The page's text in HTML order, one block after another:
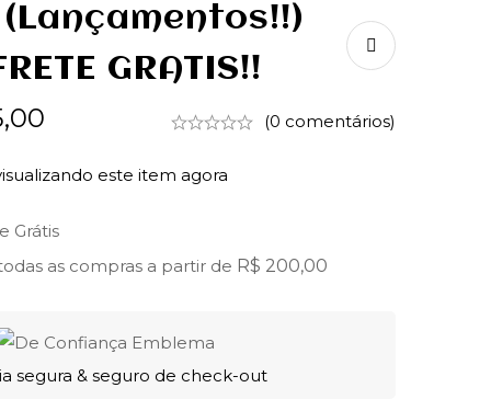
(lançamentos!!)
GRATIS!!
(0 comentários)
este item agora
Grátis
as compras a partir de R$ 200,00
segura & seguro de check-out